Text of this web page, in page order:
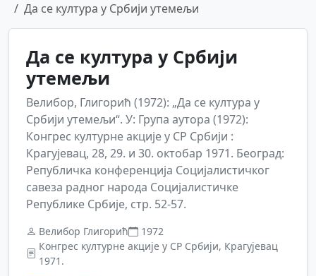
Да се култура у Србији утемељи
Да се култура у Србији
утемељи
Велибор, Глигорић (1972): „Да се култура у
Србији утемељи“. У: Група аутора (1972):
Конгрес културне акције у СР Србији :
Крагујевац, 28, 29. и 30. октобар 1971. Београд:
Републичка конференција Социјалистичког
савеза радног народа Социјалистичке
Републике Србије, стр. 52-57.
Велибор Глигорић
1972
Конгрес културне акције у СР Србији, Крагујевац
1971.